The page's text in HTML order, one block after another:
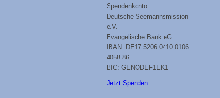
Spendenkonto:
Deutsche Seemannsmission
e.V.
Evangelische Bank eG
IBAN: DE17 5206 0410 0106
4058 86
BIC: GENODEF1EK1
Jetzt Spenden